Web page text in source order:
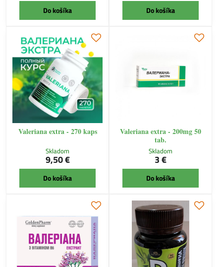
Do košíka Do košíka
Valeriana extra - 270 kaps
Skladom
9,50 €
Do košíka
Valeriana extra - 200mg 50
tab.
Skladom
3 €
Do košíka